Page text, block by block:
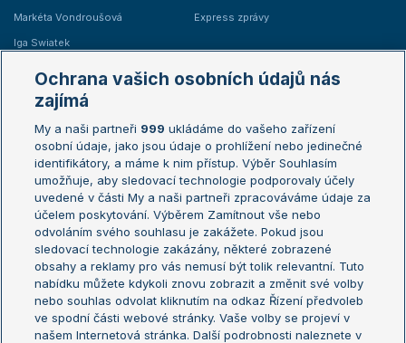
Markéta Vondroušová
Iga Swiatek
Express zprávy
Žebříčky
Žebříček ATP (muži)
Žebříček WTA (ženy)
Sázkařský žebříček
Australian Open
French Open
Wimbledon
US Open
Turnaj mistrů
Turnaj mistryň
Aktualní trendy
Fotbalové přestupy
Ochrana vašich osobních údajů nás
zajímá
My a naši partneři 999 ukládáme do vašeho zařízení
osobní údaje, jako jsou údaje o prohlížení nebo jedinečné
identifikátory, a máme k nim přístup. Výběr Souhlasím
umožňuje, aby sledovací technologie podporovaly účely
uvedené v části My a naši partneři zpracováváme údaje za
účelem poskytování. Výběrem Zamítnout vše nebo
odvoláním svého souhlasu je zakážete. Pokud jsou
sledovací technologie zakázány, některé zobrazené
obsahy a reklamy pro vás nemusí být tolik relevantní. Tuto
nabídku můžete kdykoli znovu zobrazit a změnit své volby
nebo souhlas odvolat kliknutím na odkaz Řízení předvoleb
ve spodní části webové stránky. Vaše volby se projeví v
našem Internetová stránka. Další podrobnosti naleznete v